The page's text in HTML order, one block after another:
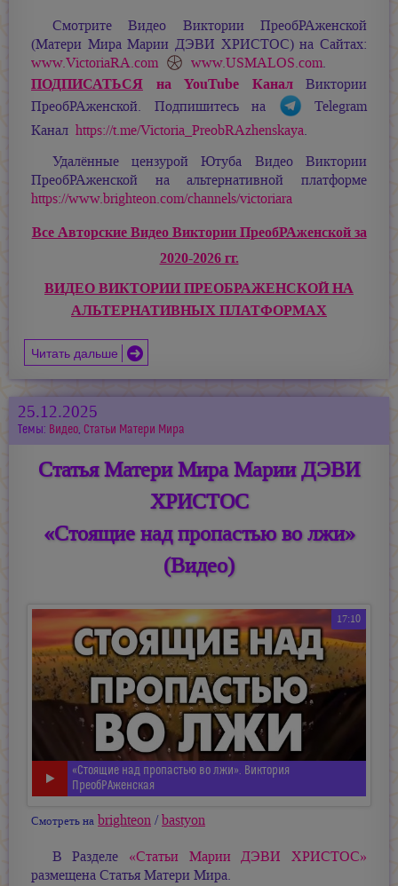
Смотрите Видео Виктории ПреобРАженской
(Матери МираМарии ДЭВИ ХРИСТОС) на Сайтах:
www.VictoriaRA.com
www.USMALOS.com.
ПОДПИСАТЬСЯ на YouTube КаналВиктории
ПреобРАженской. Подпишитесь на
Telegram
Канал https://t.me/Victoria_PreobRAzhenskaya.
Удалённые цензурой Ютуба Видео Виктории
ПреобРАженской на альтернативной платформе
https://www.brighteon.com/channels/victoriara
Все Авторские Видео Виктории ПреобРАженской за
2020-2026 гг.
ВИДЕО ВИКТОРИИ ПРЕОБРАЖЕНСКОЙ НА
АЛЬТЕРНАТИВНЫХ ПЛАТФОРМАХ
Читать дальше
25.12.2025
Темы: Видео, Статьи Матери Мира
Статья Матери Мира Марии ДЭВИ
ХРИСТОС
«Стоящие над пропастью во лжи»
(Видео)
17:10
«Стоящие над пропастью во лжи». Виктория
ПреобРАженская
Смотреть на brighteon /bastyon
В Разделе «Статьи Марии ДЭВИ ХРИСТОС»
размещена Статья Матери Мира.